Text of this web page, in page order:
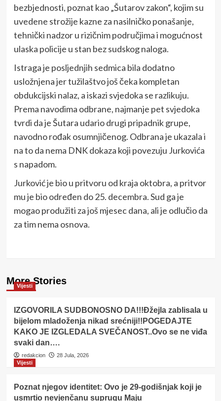
bezbjednosti, poznat kao „Šutarov zakon“, kojim su
uvedene strožije kazne za nasilničko ponašanje,
tehnički nadzor u rizičnim područjima i mogućnost
ulaska policije u stan bez sudskog naloga.
Istraga je posljednjih sedmica bila dodatno
usložnjena jer tužilaštvo još čeka kompletan
obdukcijski nalaz, a iskazi svjedoka se razlikuju.
Prema navodima odbrane, najmanje pet svjedoka
tvrdi da je Šutara udario drugi pripadnik grupe,
navodno rođak osumnjičenog. Odbrana je ukazala i
na to da nema DNK dokaza koji povezuju Jurkovića
s napadom.
Jurković je bio u pritvoru od kraja oktobra, a pritvor
mu je bio određen do 25. decembra. Sud ga je
mogao produžiti za još mjesec dana, ali je odlučio da
za tim nema osnova.
More Stories
Vijesti
IZGOVORILA SUDBONOSNO DA!!!Đžejla zablisala u
bijelom mladoženja nikad srećniji!!POGEDAJTE
KAKO JE IZGLEDALA SVEČANOST..Ovo se ne viđa
svaki dan….
redakcion
28 Jula, 2026
Vijesti
Poznat njegov identitet: Ovo je 29-godišnjak koji je
usmrtio nevjenčanu suprugu Maju